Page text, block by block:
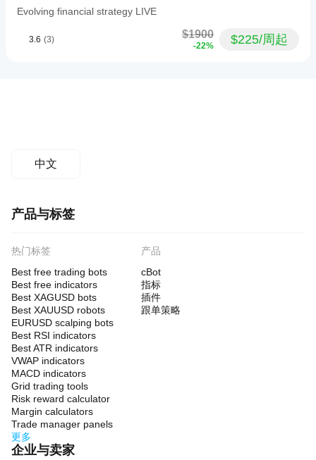
Evolving financial strategy LIVE
3.6 (3) $1900
-22% $225/周起
中文
产品与标签
热门标签
Best free trading bots
Best free indicators
Best XAGUSD bots
Best XAUUSD robots
EURUSD scalping bots
Best RSI indicators
Best ATR indicators
VWAP indicators
MACD indicators
Grid trading tools
Risk reward calculator
Margin calculators
Trade manager panels
更多
产品
cBot
指标
插件
跟单策略
企业与卖家